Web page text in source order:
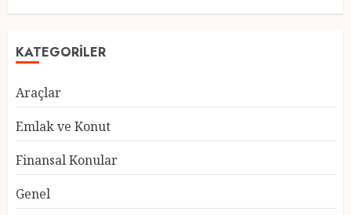
KATEGORILER
Araçlar
Emlak ve Konut
Finansal Konular
Genel
4
Atmosfer ve Özel Hazırlıklar